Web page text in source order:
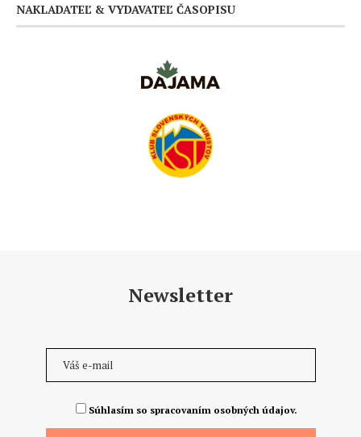
NAKLADATEĽ & VYDAVATEĽ ČASOPISU
Newsletter
Súhlasím so spracovaním osobných údajov.